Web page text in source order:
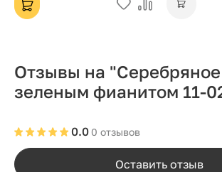
Отзывы на "Серебряное
зеленым фианитом 11-
0 отзывов
0.0
Оставить отзыв